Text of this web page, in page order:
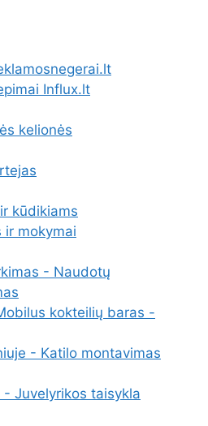
Influx.lt
kelionės
kūdikiams
ir mokymai
- Naudotų
kokteilių baras -
- Katilo montavimas
Juvelyrikos taisykla